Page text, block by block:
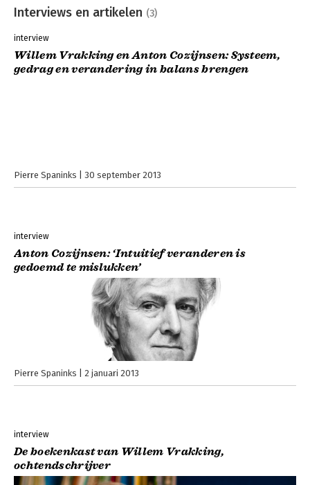
Interviews en artikelen (3)
interview
Willem Vrakking en Anton Cozijnsen: Systeem,
gedrag en verandering in balans brengen
Pierre Spaninks 30 september 2013
interview
Anton Cozijnsen: ‘Intuitief veranderen is
gedoemd te mislukken’
Pierre Spaninks 2 januari 2013
interview
De boekenkast van Willem Vrakking,
ochtendschrijver